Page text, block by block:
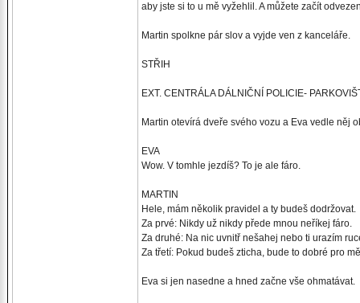
aby jste si to u mě vyžehlil. A můžete začít
Martin spolkne pár slov a vyjde ven z kanceláře.
STŘIH
EXT. CENTRÁLA DÁLNIČNÍ POLICIE-
Martin otevírá dveře svého vozu a Eva vedle něj
EVA
Wow. V tomhle jezdíš? To je ale fáro.
MARTIN
Hele, mám několik pravidel a ty budeš dodržovat.
Za prvé: Nikdy už nikdy přede mnou neříkej fáro.
Za druhé: Na nic uvnitř nešahej nebo ti urazím
Za třetí: Pokud budeš zticha, bude to dobré pro
Eva si jen nasedne a hned začne vše ohmatávat.